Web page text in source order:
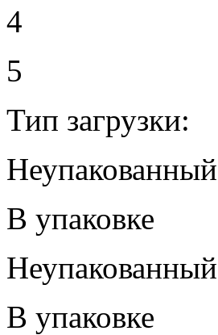
4
5
Тип загрузки:
Неупакованный
В упаковке
Неупакованный
В упаковке